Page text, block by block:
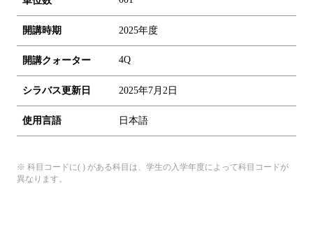
開講時期 2025年度
開講クォーター 4Q
シラバス更新日 2025年7月2日
使用言語 日本語
※ 科目コードに( ) がある科目は、学生の入学年度によって科目コードが
異なります。